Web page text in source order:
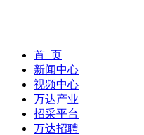
首 页
新闻中心
视频中心
万达产业
招采平台
万达招聘